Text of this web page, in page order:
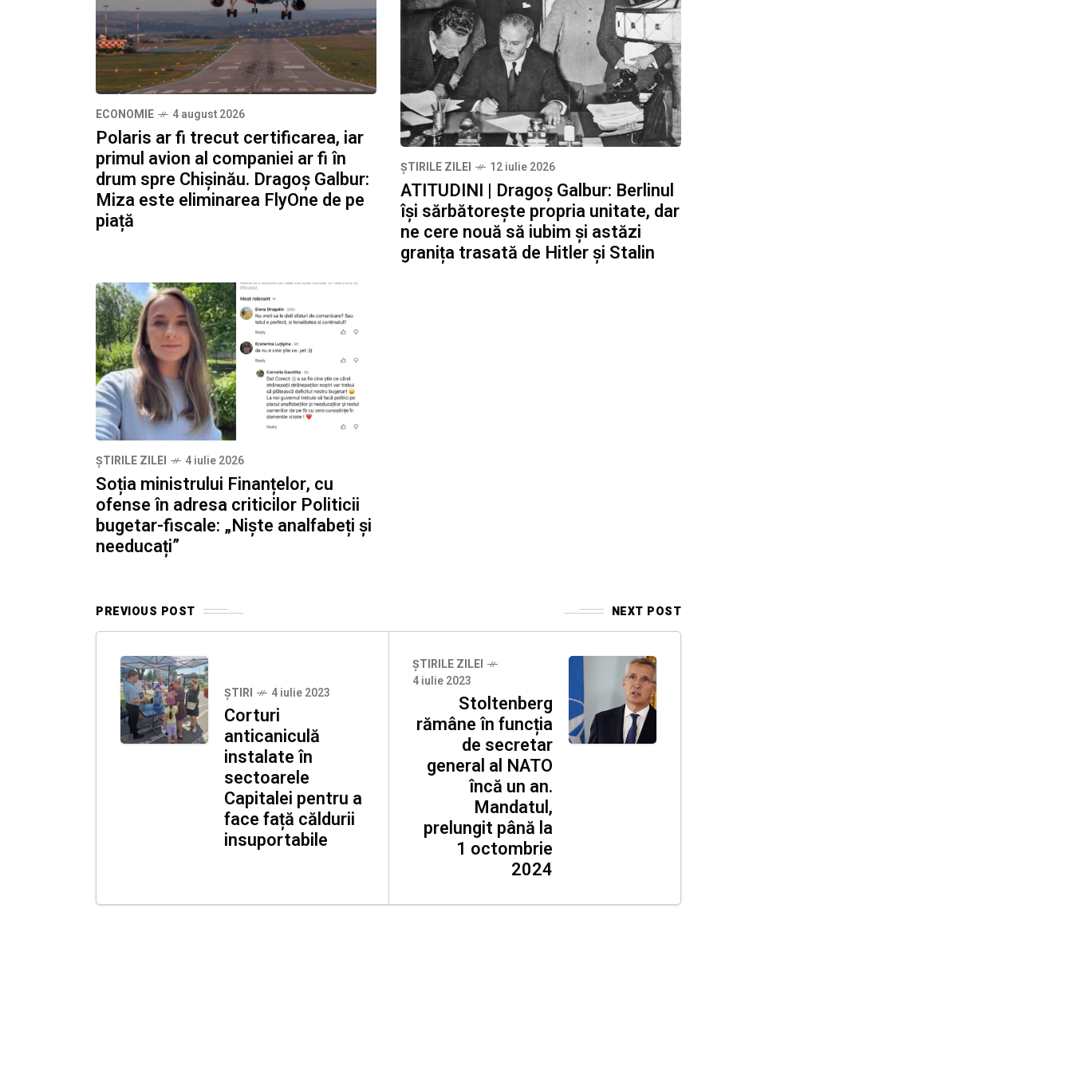
ECONOMIE 4 august 2026
Polaris ar fi trecut certificarea, iar
primul avion al companiei ar fi în
drum spre Chișinău. Dragoș Galbur:
Miza este eliminarea FlyOne de pe
piață
ȘTIRILE ZILEI 12 iulie 2026
ATITUDINI | Dragoș Galbur: Berlinul
își sărbătorește propria unitate, dar
ne cere nouă să iubim și astăzi
granița trasată de Hitler și Stalin
ȘTIRILE ZILEI 4 iulie 2026
Soția ministrului Finanțelor, cu
ofense în adresa criticilor Politicii
bugetar-fiscale: „Niște analfabeți și
needucați”
PREVIOUS POST NEXT POST
ȘTIRI 4 iulie 2023
Corturi
anticaniculă
instalate în
sectoarele
Capitalei pentru a
face față căldurii
insuportabile
ȘTIRILE ZILEI
4 iulie 2023
Stoltenberg
rămâne în funcția
de secretar
general al NATO
încă un an.
Mandatul,
prelungit până la
1 octombrie
2024